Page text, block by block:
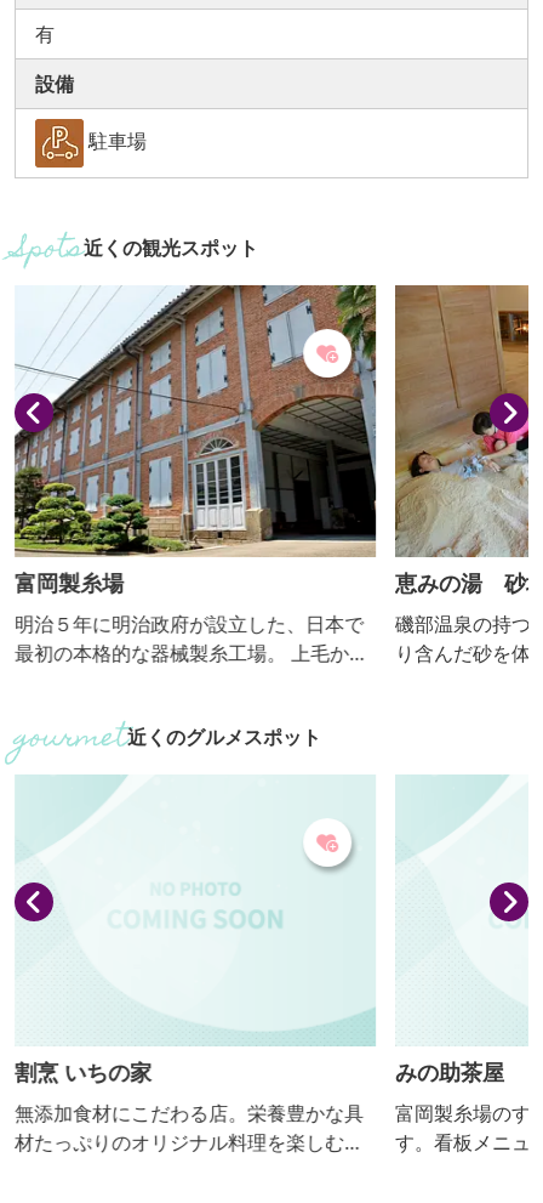
有
設備
駐車場
近くの観光スポット
富岡製糸場
明治５年に明治政府が設立した、日本で
最初の本格的な器械製糸工場。 上毛かる
築いた功績から、平成26年には世界文化
遺産に登録されました。 注目は、西洋の
建築技術を取り入れた木骨煉瓦造の建
物。 正門を入るとすぐ見える国宝「東置
繭所」は、ほぼ創業当時のままの姿で保
存されています。 ほかにも、６年に及ぶ
保存整備工事が完了した誕生し...
恵みの湯 砂
磯部温泉の持つ
り含んだ砂を体
して利用してい
温泉の天然の
が、磯部温泉
れば汗が止まら
ます。お風呂
ら、特製の薬
近くのグルメスポット
割烹 いちの家
無添加食材にこだわる店。栄養豊かな具
材たっぷりのオリジナル料理を楽しむリ
みの助茶屋
富岡製糸場のす
す。看板メニュ